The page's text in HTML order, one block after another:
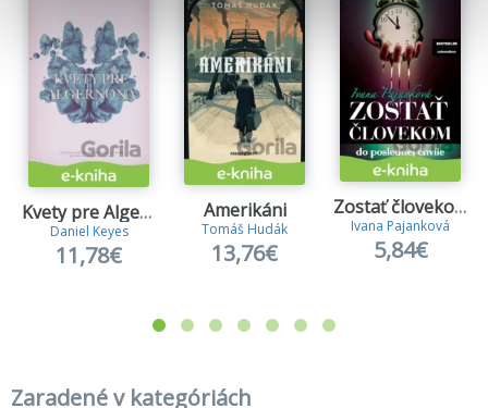
Kvety pre Algernona
Daniel Keyes
11,78€
Amerikáni
Tomáš Hudák
13,76€
Zostať človekom
Ivana Pajanková
5,84€
Zaradené v kategóriách